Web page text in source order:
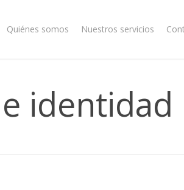
Quiénes somos Nuestros servicios
identidad